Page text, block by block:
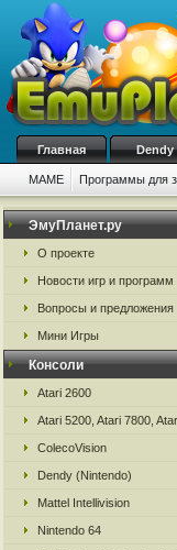
Главная Dendy
MAME Программы для
ЭмуПланет.ру
О проекте
Новости игр и программ
Вопросы и предложения
Мини Игры
Консоли
Atari 2600
Atari 5200, Atari 7800,
ColecoVision
Dendy (Nintendo)
Mattel Intellivision
Nintendo 64